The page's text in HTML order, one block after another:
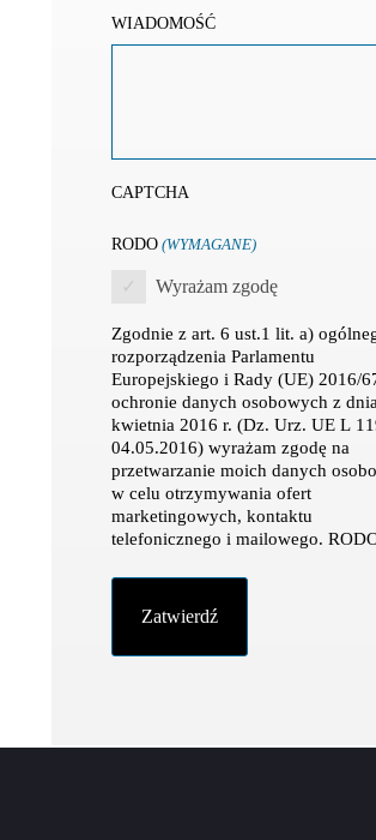
WIADOMOŚĆ
CAPTCHA
RODO (WYMAGANE)
Wyrażam zgodę
Zgodnie z art. 6 ust.1 lit. a)
rozporządzenia Parlamentu
Europejskiego i Rady (UE) 2016/
ochronie danych osobowych z
kwietnia 2016 r. (Dz. Urz. UE L
04.05.2016) wyrażam zgodę na
przetwarzanie moich danych
w celu otrzymywania ofert
marketingowych, kontaktu
telefonicznego i mailowego.